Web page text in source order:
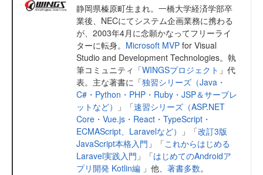
静岡県榛原町生まれ。一橋大学経済学部卒
業後、NECにてシステム企画業務に携わる
が、2003年4月に念願かなってフリーライ
ターに転身。 Microsoft MVP for Visual
Studio and Development Technologies。執
筆コミュニティ「WINGSプロジェクト 」代
表。主な著書に「独習シリーズ（Java・
C#・Python・PHP・Ruby・JSP＆サーブレ
ットなど）
」「速習シリーズ（ASP.NET
Core・Vue.js・React・TypeScript・
ECMAScript、Laravelなど）
」「改訂3版
JavaScript本格入門 」「これからはじめる
Laravel実践入門 」「はじめてのAndroidア
プリ開発 Kotlin編 」他、 著書多数。